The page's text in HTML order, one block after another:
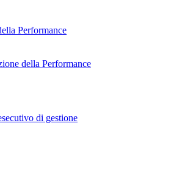
Performance
della Performance
di gestione